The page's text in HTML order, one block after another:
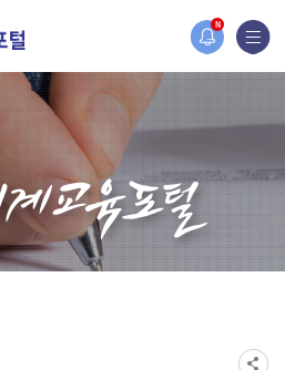
N
되었습니다.
페이지가 새롭게 개설되었습니다.